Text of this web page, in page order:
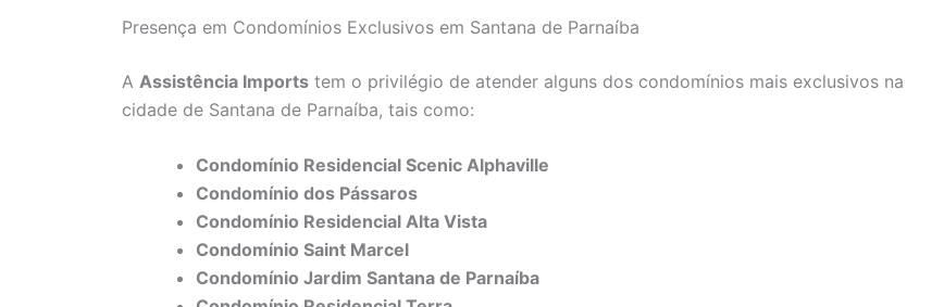
Presença em Condomínios Exclusivos em Santana de Parnaíba
A Assistência Imports tem o privilégio de atender alguns dos condomínios mais exclusivos na
cidade de Santana de Parnaíba, tais como:
Condomínio Residencial Scenic Alphaville
Condomínio dos Pássaros
Condomínio Residencial Alta Vista
Condomínio Saint Marcel
Condomínio Jardim Santana de Parnaíba